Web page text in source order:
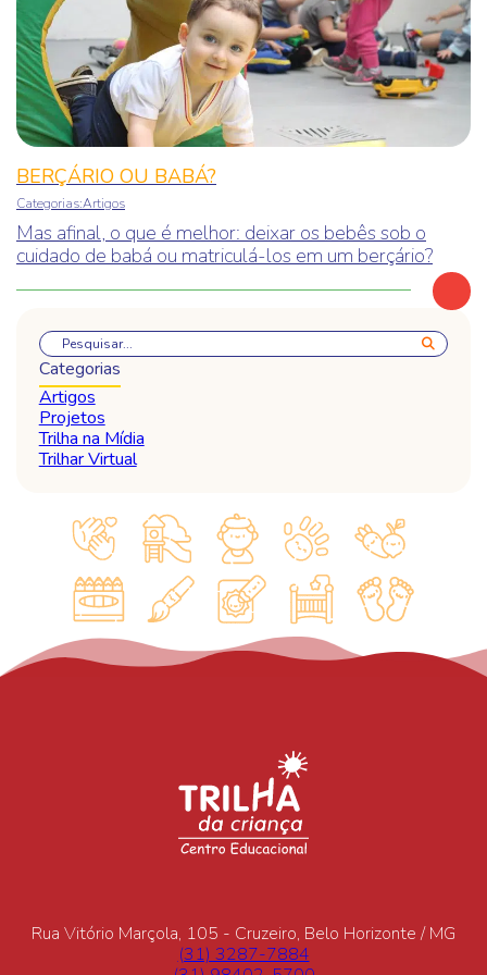
BERÇÁRIO OU BABÁ?
Categorias:Artigos
Mas afinal, o que é melhor: deixar os bebês sob o
cuidado de babá ou matriculá-los em um berçário?
Pesquisar
Categorias
Artigos
Projetos
Trilha na Mídia
Trilhar Virtual
Rua Vitório Marçola, 105 - Cruzeiro, Belo Horizonte / MG
(31) 3287-7884